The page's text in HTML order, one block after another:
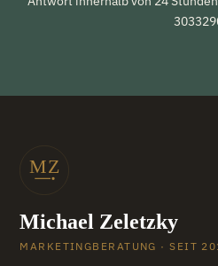
Michael Zeletzky
MARKETINGBERATUNG · SEIT